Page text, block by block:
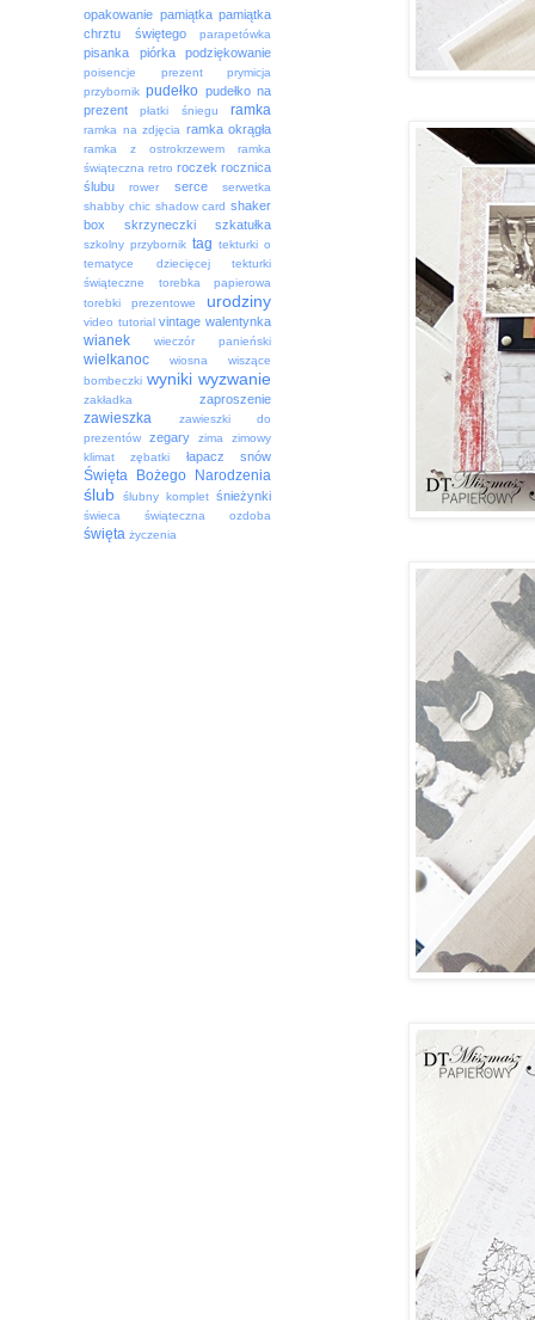
opakowanie pamiątka pamiątka
chrztu świętego
parapetówka
pisanka piórka podziękowanie
poisencje prezent
prymicja
przybornik pudełko pudełko na
prezent
płatki śniegu ramka
ramka na zdjęcia ramka okrągła
ramka z ostrokrzewem
ramka
świąteczna retro roczek rocznica
ślubu
rower serce
serwetka
shabby chic shadow card shaker
box
skrzyneczki szkatułka
szkolny przybornik tag tekturki o
tematyce dziecięcej
tekturki
świąteczne
torebka papierowa
torebki prezentowe
urodziny
video tutorial vintage walentynka
wianek wieczór panieński
wielkanoc wiosna
wiszące
bombeczki wyniki wyzwanie
zakładka zaproszenie
zawieszka
zawieszki do
prezentów
zegary zima
zimowy
klimat
zębatki łapacz snów
Święta Bożego Narodzenia
ślub ślubny komplet śnieżynki
świeca świąteczna ozdoba
święta życzenia